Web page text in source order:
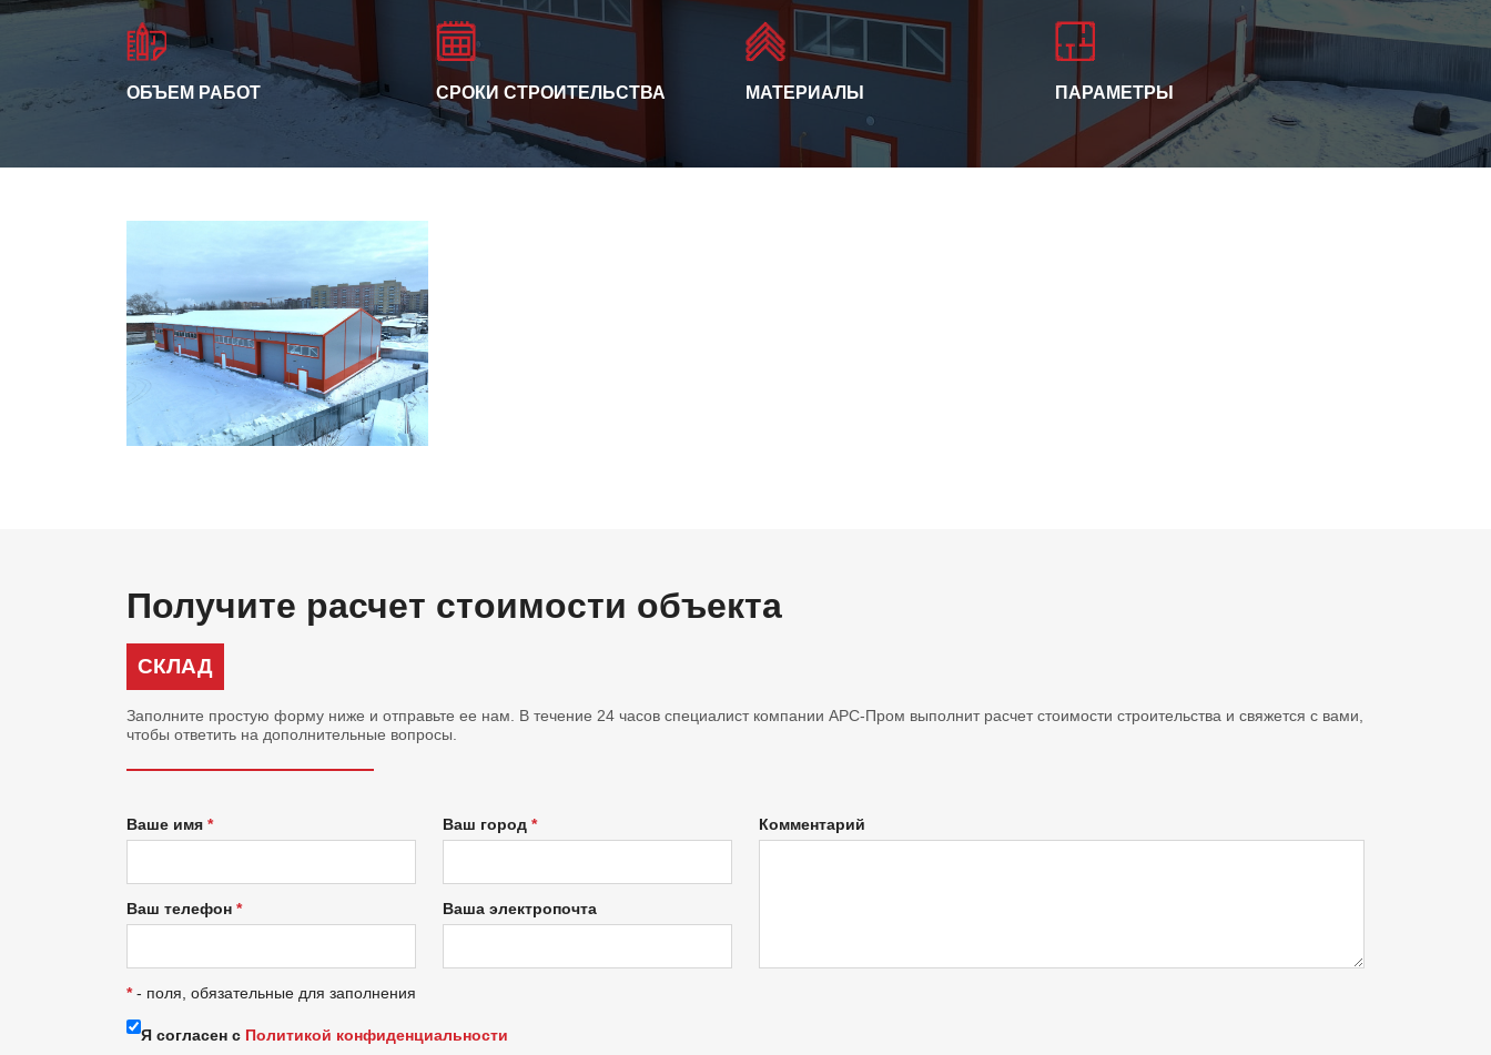
ОБЪЕМ РАБОТ СРОКИ СТРОИТЕЛЬСТВА МАТЕРИАЛЫ ПАРАМЕТРЫ
Получите расчет стоимости объекта
СКЛАД
Заполните простую форму ниже и отправьте ее нам. В течение 24 часов специалист компании АРС-Пром выполнит расчет стоимости строительства и свяжется с вами,
чтобы ответить на дополнительные вопросы.
Ваше имя Ваш город
Ваш телефон Ваша электропочта
Комментарий
*- поля, обязательные для заполнения
Я согласен с Политикой конфиденциальности